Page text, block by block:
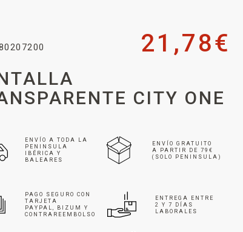
21,78€
CITY ONE
ENVÍO A TODA LA
PENINSULA
IBÉRICA Y
BALEARES
ENVÍO GRATUITO
A PARTIR DE 79€
(SOLO PENINSULA)
PAGO SEGURO CON
TARJETA
PAYPAL, BIZUM Y
CONTRAREEMBOLSO
ENTREGA ENTRE
2 Y 7 DÍAS
LABORALES